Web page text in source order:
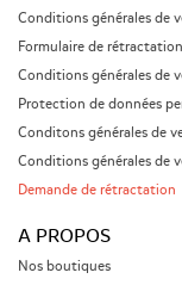
ce
Conditions générales de
Formulaire de rétractation
Conditions générales de
Protection de données
Conditons générales de
Conditions générales de
Demande de rétractation
A PROPOS
Nos boutiques